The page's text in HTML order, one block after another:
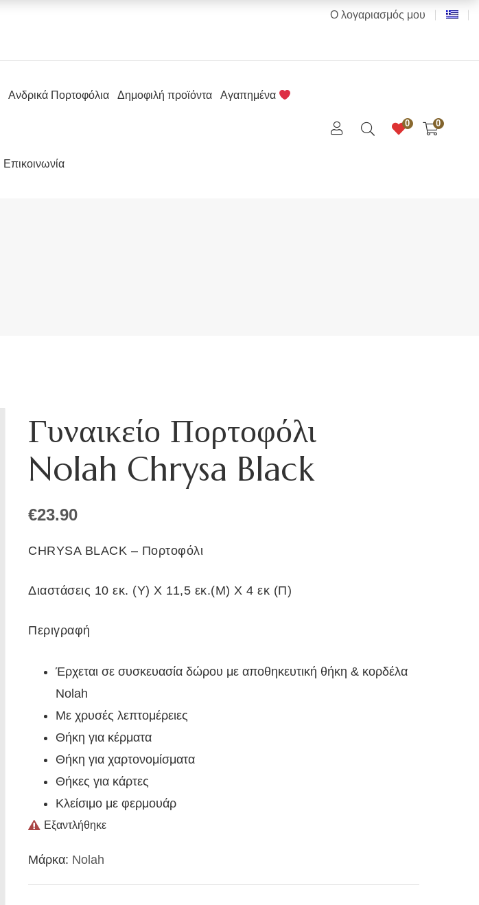
Ο λογαριασμός μου
Ανδρικά Πορτοφόλια Δημοφιλή προϊόντα Αγαπημένα
Επικοινωνία
0 0
Γυναικείο Πορτοφόλι
Nolah Chrysa Black
€23.90
CHRYSA BLACK – Πορτοφόλι
Διαστάσεις 10 εκ. (Υ) Χ 11,5 εκ.(Μ) Χ 4 εκ (Π)
Περιγραφή
Έρχεται σε συσκευασία δώρου με αποθηκευτική θήκη & κορδέλα
Nolah
Με χρυσές λεπτομέρειες
Θήκη για κέρματα
Θήκη για χαρτονομίσματα
Θήκες για κάρτες
Κλείσιμο με φερμουάρ
Εξαντλήθηκε
Μάρκα: Nolah